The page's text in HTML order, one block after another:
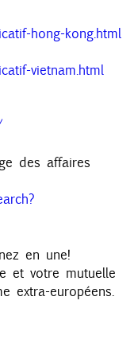
hong-kong.html
vietnam.html
des affaires
en une!
et votre mutuelle
extra-européens.